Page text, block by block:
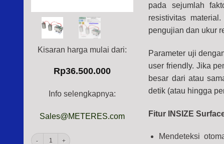
Kisaran harga mulai dari:
Rp36.500.000
Info selengkapnya:
Sales@METERES.com
INSIZE 0740-SU13 Surface Resistance Tester (Rechargeable, Standard
pada sejumlah
resistivitas material.
pengujian dan ukur
Parameter uji
user friendly. Jika
besar dari atau
detik (atau hingga
Fitur INSIZE
Mendeteksi